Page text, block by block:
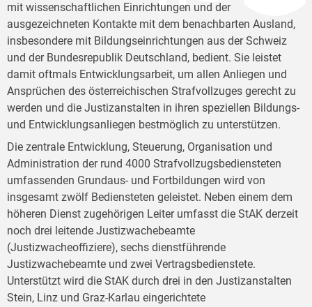
mit wissenschaftlichen Einrichtungen und der
ausgezeichneten Kontakte mit dem benachbarten Ausland,
insbesondere mit Bildungseinrichtungen aus der Schweiz
und der Bundesrepublik Deutschland, bedient. Sie leistet
damit oftmals Entwicklungsarbeit, um allen Anliegen und
Ansprüchen des österreichischen Strafvollzuges gerecht zu
werden und die Justizanstalten in ihren speziellen Bildungs-
und Entwicklungsanliegen bestmöglich zu unterstützen.
Die zentrale Entwicklung, Steuerung, Organisation und
Administration der rund 4000 Strafvollzugsbediensteten
umfassenden Grundaus- und Fortbildungen wird von
insgesamt zwölf Bediensteten geleistet. Neben einem dem
höheren Dienst zugehörigen Leiter umfasst die StAK derzeit
noch drei leitende Justizwachebeamte
(Justizwacheoffiziere), sechs dienstführende
Justizwachebeamte und zwei Vertragsbedienstete.
Unterstützt wird die StAK durch drei in den Justizanstalten
Stein, Linz und Graz-Karlau eingerichtete